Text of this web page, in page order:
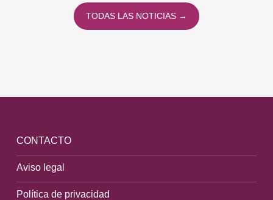
TODAS LAS NOTICIAS →
CONTACTO
Aviso legal
Política de privacidad